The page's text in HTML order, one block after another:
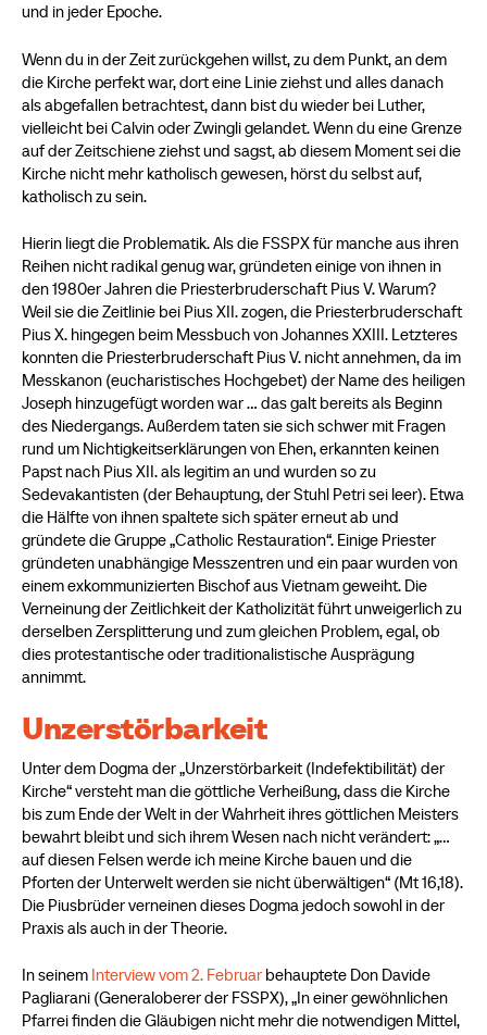
und in jeder Epoche.
Wenn du in der Zeit zurückgehen willst, zu dem Punkt, an dem
die Kirche perfekt war, dort eine Linie ziehst und alles danach
als abgefallen betrachtest, dann bist du wieder bei Luther,
vielleicht bei Calvin oder Zwingli gelandet. Wenn du eine Grenze
auf der Zeitschiene ziehst und sagst, ab diesem Moment sei die
Kirche nicht mehr katholisch gewesen, hörst du selbst auf,
katholisch zu sein.
Hierin liegt die Problematik. Als die FSSPX für manche aus ihren
Reihen nicht radikal genug war, gründeten einige von ihnen in
den 1980er Jahren die Priesterbruderschaft Pius V. Warum?
Weil sie die Zeitlinie bei Pius XII. zogen, die Priesterbruderschaft
Pius X. hingegen beim Messbuch von Johannes XXIII. Letzteres
konnten die Priesterbruderschaft Pius V. nicht annehmen, da im
Messkanon (eucharistisches Hochgebet) der Name des heiligen
Joseph hinzugefügt worden war … das galt bereits als Beginn
des Niedergangs. Außerdem taten sie sich schwer mit Fragen
rund um Nichtigkeitserklärungen von Ehen, erkannten keinen
Papst nach Pius XII. als legitim an und wurden so zu
Sedevakantisten (der Behauptung, der Stuhl Petri sei leer). Etwa
die Hälfte von ihnen spaltete sich später erneut ab und
gründete die Gruppe „Catholic Restauration“. Einige Priester
gründeten unabhängige Messzentren und ein paar wurden von
einem exkommunizierten Bischof aus Vietnam geweiht. Die
Verneinung der Zeitlichkeit der Katholizität führt unweigerlich zu
derselben Zersplitterung und zum gleichen Problem, egal, ob
dies protestantische oder traditionalistische Ausprägung
annimmt.
Unzerstörbarkeit
Unter dem Dogma der „Unzerstörbarkeit (Indefektibilität) der
Kirche“ versteht man die göttliche Verheißung, dass die Kirche
bis zum Ende der Welt in der Wahrheit ihres göttlichen Meisters
bewahrt bleibt und sich ihrem Wesen nach nicht verändert: „…
auf diesen Felsen werde ich meine Kirche bauen und die
Pforten der Unterwelt werden sie nicht überwältigen“ (Mt 16,18).
Die Piusbrüder verneinen dieses Dogma jedoch sowohl in der
Praxis als auch in der Theorie.
In seinem Interview vom 2. Februar behauptete Don Davide
Pagliarani (Generaloberer der FSSPX), „In einer gewöhnlichen
Pfarrei finden die Gläubigen nicht mehr die notwendigen Mittel,